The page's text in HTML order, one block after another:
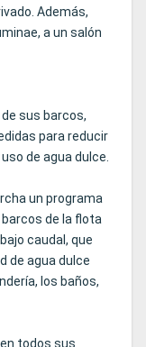
Además,
a un salón
sus barcos,
para reducir
de agua dulce.
un programa
de la flota
caudal, que
de agua dulce
los baños,
todos sus